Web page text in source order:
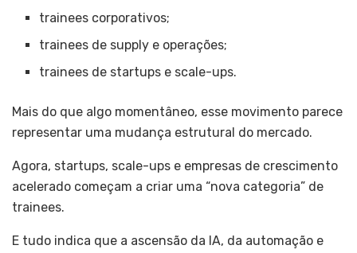
trainees corporativos;
trainees de supply e operações;
trainees de startups e scale-ups.
Mais do que algo momentâneo, esse movimento parece
representar uma mudança estrutural do mercado.
Agora, startups, scale-ups e empresas de crescimento
acelerado começam a criar uma “nova categoria” de
trainees.
E tudo indica que a ascensão da IA, da automação e